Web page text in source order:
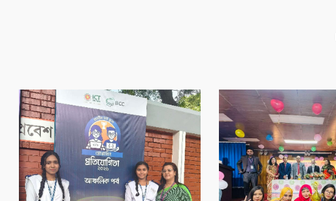
‌গৌর‌বের অর্জন
‌গৌর‌বের অর্জন
গৌরবের মুহূর্ত
গৌরবের মুহূর্ত